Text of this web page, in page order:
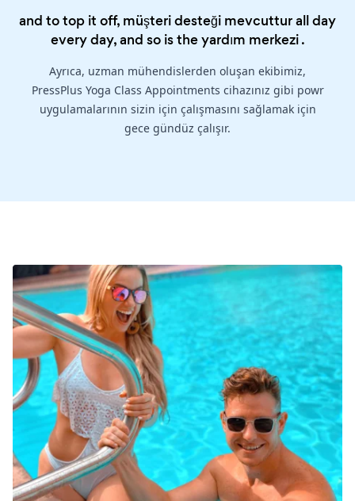
and to top it off, müşteri desteği mevcuttur all day
every day, and so is theyardım merkezi.
Ayrıca, uzman mühendislerden oluşan ekibimiz,
PressPlus Yoga Class Appointments cihazınız gibi powr
uygulamalarının sizin için çalışmasını sağlamak için
gece gündüz çalışır.